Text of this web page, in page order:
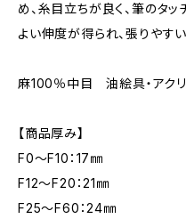
め、糸目立ちが良く、筆のタ
よい伸度が得られ、張りやす
麻100％中目 油絵具・アク
【商品厚み】
F0～F10：17㎜
F12～F20：21㎜
F25～F60：24㎜